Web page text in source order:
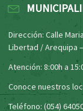
Dirección: Calle
Libertad / Arequipa
Atención: 8:00h a
Conoce nuestros
Teléfono: (054)